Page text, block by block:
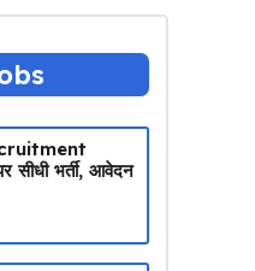
सीधी भर्ती, आवेदन